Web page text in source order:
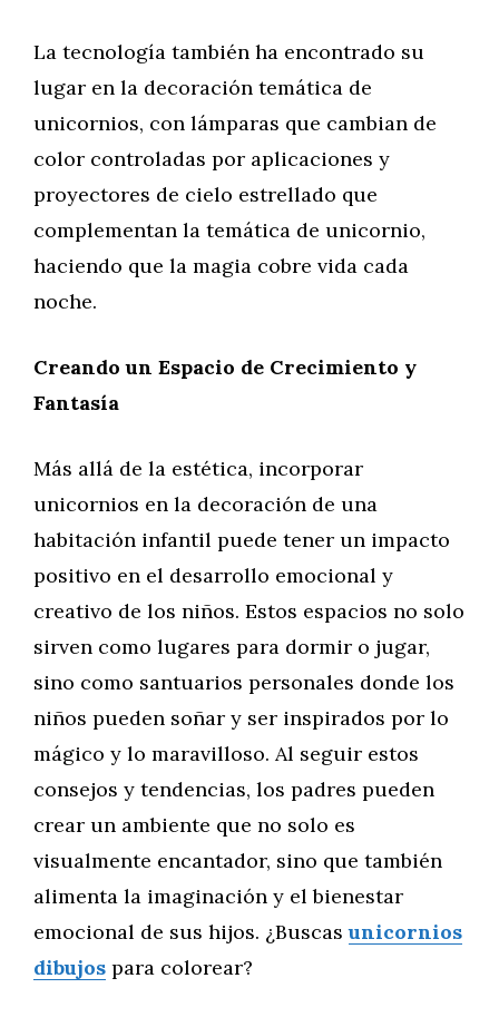
La tecnología también ha encontrado su
lugar en la decoración temática de
unicornios, con lámparas que cambian de
color controladas por aplicaciones y
proyectores de cielo estrellado que
complementan la temática de unicornio,
haciendo que la magia cobre vida cada
noche.
Creando un Espacio de Crecimiento y
Fantasía
Más allá de la estética, incorporar
unicornios en la decoración de una
habitación infantil puede tener un impacto
positivo en el desarrollo emocional y
creativo de los niños. Estos espacios no solo
sirven como lugares para dormir o jugar,
sino como santuarios personales donde los
niños pueden soñar y ser inspirados por lo
mágico y lo maravilloso. Al seguir estos
consejos y tendencias, los padres pueden
crear un ambiente que no solo es
visualmente encantador, sino que también
alimenta la imaginación y el bienestar
emocional de sus hijos. ¿Buscasunicornios
dibujos para colorear?